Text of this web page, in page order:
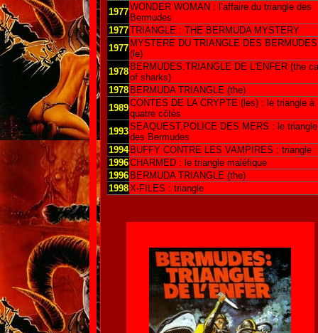
1977WONDER WOMAN : l’affaire du triangle des
Bermudes
1977TRIANGLE : THE BERMUDA MYSTERY
1977 MYSTERE DU TRIANGLE DES BERMUDES
(le)
1978 BERMUDES:TRIANGLE DE L'ENFER (the
of sharks)
1978 BERMUDA TRIANGLE (the)
1989CONTES DE LA CRYPTE (les) : le triangle à
quatre côtés
1993SEAQUEST,POLICE DES MERS : le triangle
des Bermudes
1994 BUFFY CONTRE LES VAMPIRES : triangle
1996CHARMED : le triangle maléfique
1996 BERMUDA TRIANGLE (the)
1998X-FILES : triangle